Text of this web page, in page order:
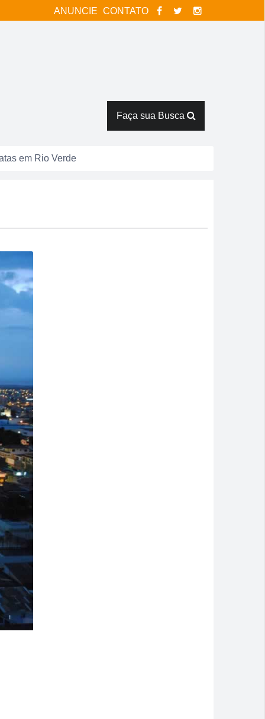
ANUNCIE CONTATO
Faça sua Busca
em Rio Verde
antecipada